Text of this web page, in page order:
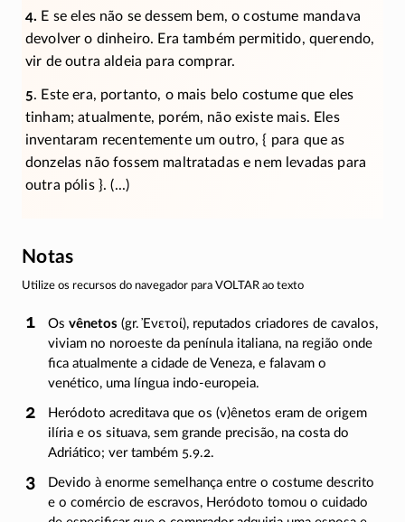
4. E se eles não se dessem bem, o costume mandava
devolver o dinheiro. Era também permitido, querendo,
vir de outra aldeia para comprar.
5. Este era, portanto, o mais belo costume que eles
tinham; atualmente, porém, não existe mais. Eles
inventaram recentemente um outro,{ para que as
donzelas não fossem maltratadas e nem levadas para
outra pólis }. (...)
Notas
Utilize os recursos do navegador para VOLTAR ao texto
Os vênetos (gr.Ἐνετοί), reputados criadores de cavalos,
viviam no noroeste da penínula italiana, na região onde
fica atualmente a cidade de Veneza, e falavam o
venético, uma língua indo-europeia.
Heródoto acreditava que os (v)ênetos eram de origem
ilíria e os situava, sem grande precisão, na costa do
Adriático; ver também 5.9.2.
Devido à enorme semelhança entre o costume descrito
e o comércio de escravos, Heródoto tomou o cuidado